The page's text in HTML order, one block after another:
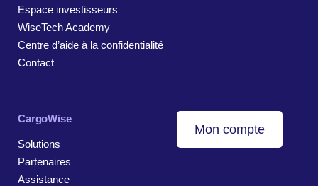
Espace investisseurs
WiseTech Academy
Centre d’aide à la confidentialité
Contact
CargoWise
Solutions
Partenaires
Assistance
Mon compte